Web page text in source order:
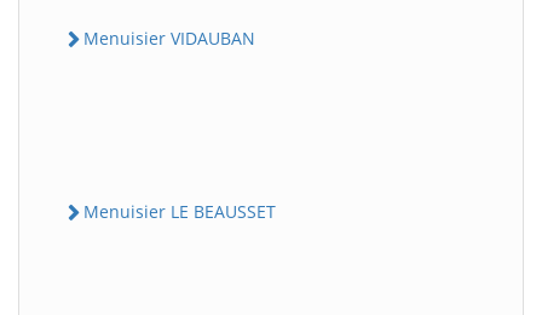
Menuisier VIDAUBAN
Menuisier LE BEAUSSET